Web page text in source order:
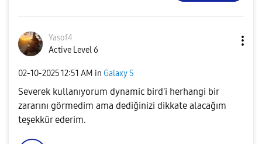
Yasof4
Active Level 6
‎02-10-202512:51 AM in Galaxy S
Severek kullanıyorum dynamic bird'i herhangi bir
zararını görmedim ama dediğinizi dikkate alacağım
teşekkür ederim.